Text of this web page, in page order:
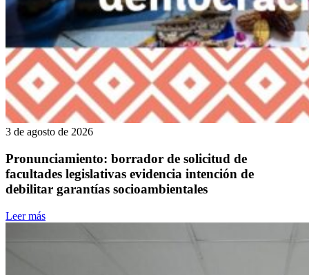
3 de agosto de 2026
Pronunciamiento: borrador de solicitud de
facultades legislativas evidencia intención de
debilitar garantías socioambientales
Leer más